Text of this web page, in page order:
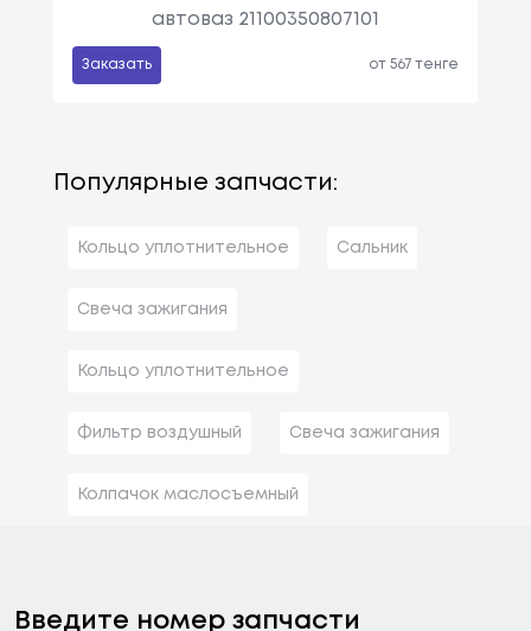
автоваз 21100350807101
Заказать от 567 тенге
Популярные запчасти:
Кольцо уплотнительное Сальник
Свеча зажигания
Кольцо уплотнительное
Фильтр воздушный Свеча зажигания
Колпачок маслосъемный
Введите номер запчасти